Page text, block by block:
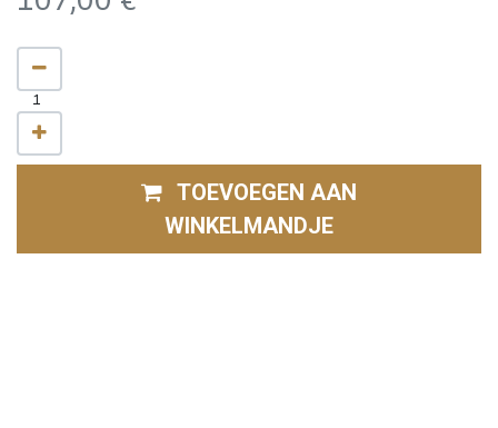
TOEVOEGEN AAN
WINKELMANDJE